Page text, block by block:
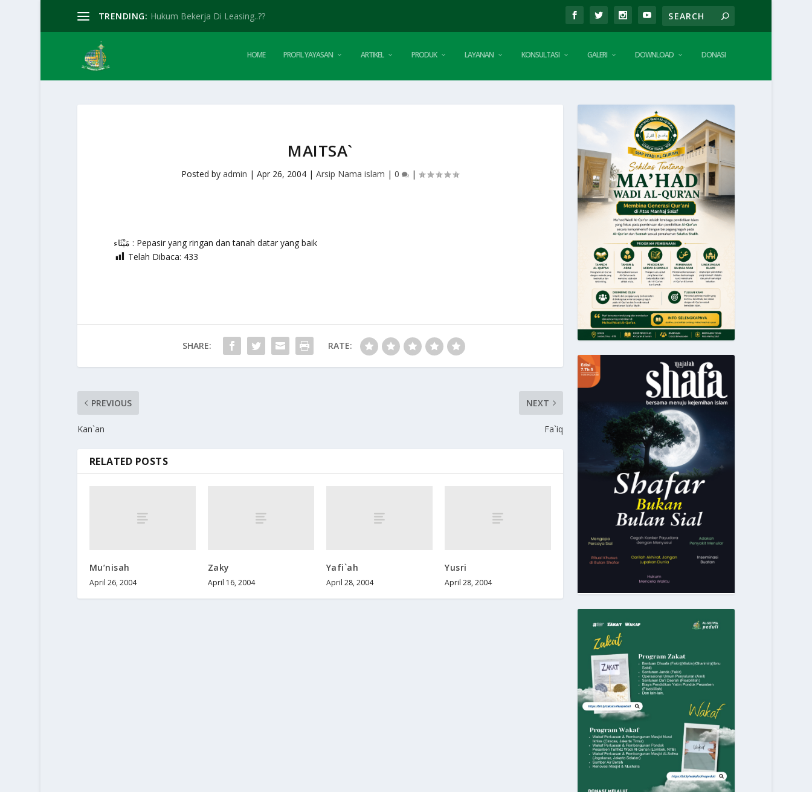
TRENDING: Hukum Bekerja Di Leasing..??
HOME PROFIL YAYASAN ARTIKEL PRODUK LAYANAN KONSULTASI GALERI DOWNLOAD DONASI
MAITSA`
Posted byadmin |Apr 26, 2004 |Arsip Nama islam |0 |
مَيْثَاء : Pepasir yang ringan dan tanah datar yang baik
Telah Dibaca: 433
SHARE: RATE:
PREVIOUS
Kan`an
NEXT
Fa`iq
RELATED POSTS
Mu’nisah
April 26, 2004
Zaky
April 16, 2004
Yafi`ah
April 28, 2004
Yusri
April 28, 2004